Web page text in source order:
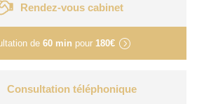
Rendez-vous cabinet
de 60 min pour 180€
Consultation téléphonique